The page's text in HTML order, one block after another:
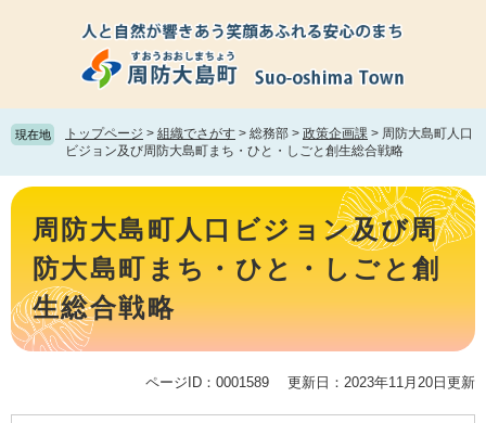
頭
で
飛
ば
て
現在地 トップページ > 組織でさがす > 総務部 > 政策企画課 > 周防大島町人口
ビジョン及び周防大島町まち・ひと・しごと創生総合戦略
本
周防大島町人口ビジョン及び周
防大島町まち・ひと・しごと創
生総合戦略
ページID：0001589 更新日：2023年11月20日更新